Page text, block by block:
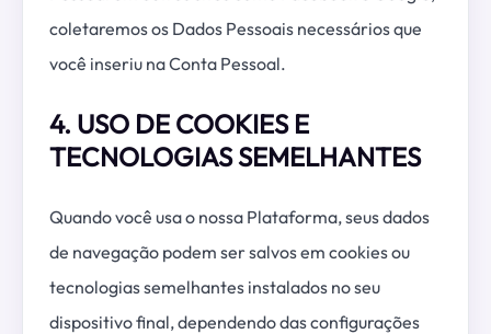
coletaremos os Dados Pessoais necessários que
você inseriu na Conta Pessoal.
4. USO DE COOKIES E
TECNOLOGIAS SEMELHANTES
Quando você usa o nossa Plataforma, seus dados
de navegação podem ser salvos em cookies ou
tecnologias semelhantes instalados no seu
dispositivo final, dependendo das configurações